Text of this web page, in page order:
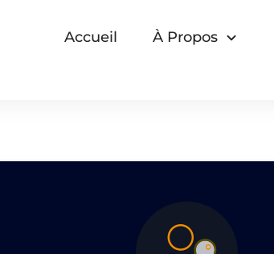
Accueil À Propos